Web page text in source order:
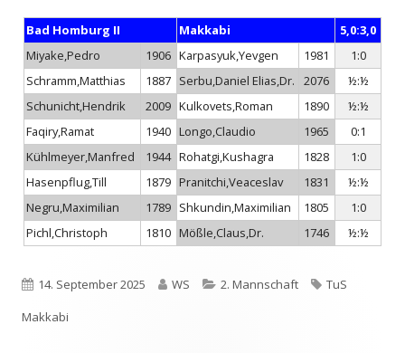
Bad Homburg II Makkabi
5,0:3,0
Miyake,Pedro
1906 Karpasyuk,Yevgen 1981
1:0
Schramm,Matthias
1887 Serbu,Daniel Elias,Dr. 2076
½:½
Schunicht,Hendrik
2009 Kulkovets,Roman 1890
½:½
Faqiry,Ramat
1940 Longo,Claudio 1965
0:1
Kühlmeyer,Manfred
1944 Rohatgi,Kushagra 1828
1:0
Hasenpflug,Till
1879 Pranitchi,Veaceslav 1831
½:½
Negru,Maximilian
1789 Shkundin,Maximilian 1805
1:0
Pichl,Christoph
1810 Mößle,Claus,Dr. 1746 ½:½
Veröffentlicht
am
14. September 2025 Autor
WS Kategorien
2. Mannschaft Schlagwörter
TuS
Makkabi